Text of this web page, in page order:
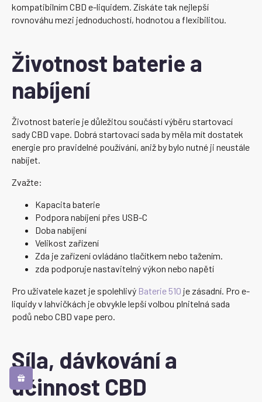
kompatibilním CBD e-liquidem. Získáte tak nejlepší
rovnováhu mezi jednoduchostí, hodnotou a flexibilitou.
Životnost baterie a
nabíjení
Životnost baterie je důležitou součástí výběru startovací
sady CBD vape. Dobrá startovací sada by měla mít dostatek
energie pro pravidelné používání, aniž by bylo nutné ji neustále
nabíjet.
Zvažte:
Kapacita baterie
Podpora nabíjení přes USB-C
Doba nabíjení
Velikost zařízení
Zda je zařízení ovládáno tlačítkem nebo tažením.
zda podporuje nastavitelný výkon nebo napětí
Pro uživatele kazet je spolehlivý Baterie 510 je zásadní. Pro e-
liquidy v lahvičkách je obvykle lepší volbou plnitelná sada
podů nebo CBD vape pero.
Síla, dávkování a
účinnost CBD